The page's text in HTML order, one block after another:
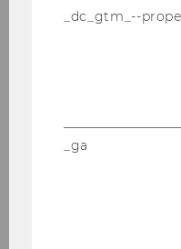
_dc_gtm_--
_ga